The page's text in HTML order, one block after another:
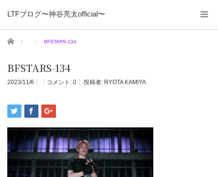
LTFブログ〜神谷亮太official〜
ホーム BFSTARS-134
BFSTARS-134
2023/11/6 コメント: 0 投稿者: RYOTA KAMIYA